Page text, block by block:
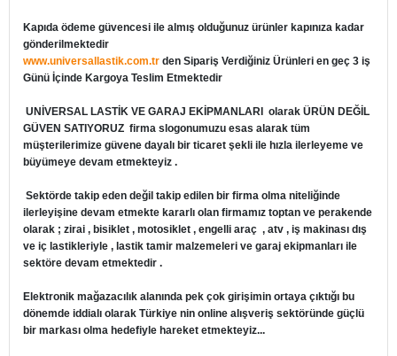
Kapıda ödeme güvencesi ile almış olduğunuz ürünler kapınıza kadar
gönderilmektedir
www.universallastik.com.tr den Sipariş Verdiğiniz Ürünleri en geç 3 iş
Günü İçinde Kargoya Teslim Etmektedir
UNİVERSAL LASTİK VE GARAJ EKİPMANLARI
olarak ÜRÜN DEĞİL
GÜVEN SATIYORUZ firma slogonumuzu esas alarak tüm
müşterilerimize güvene dayalı bir ticaret şekli ile hızla ilerleyeme ve
büyümeye devam etmekteyiz .
Sektörde takip eden değil takip edilen bir firma olma niteliğinde
ilerleyişine devam etmekte kararlı olan firmamız toptan ve perakende
olarak ; zirai , bisiklet , motosiklet , engelli araç , atv , iş makinası dış
ve iç lastikleriyle , lastik tamir malzemeleri ve garaj ekipmanları ile
sektöre devam etmektedir .
Elektronik mağazacılık alanında pek çok girişimin ortaya çıktığı bu
dönemde iddialı olarak Türkiye nin online alışveriş sektöründe güçlü
bir markası olma hedefiyle hareket etmekteyiz...